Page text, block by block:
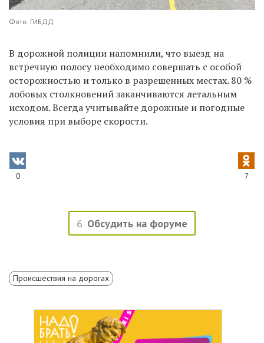
Фото: ГИБДД
В дорожной полиции напомнили, что выезд на
встречную полосу необходимо совершать с особой
осторожностью и только в разрешенных местах. 80 %
лобовых столкновений заканчиваются летальным
исходом. Всегда учитывайте дорожные и погодные
условия при выборе скорости.
0 7
6 Обсудить на форуме
Происшествия на дорогах